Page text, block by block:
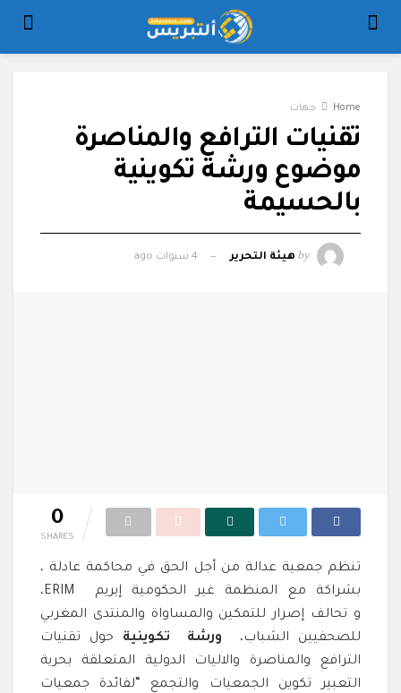
Home جهات
تقنيات الترافع والمناصرة
موضوع ورشة تكوينية
بالحسيمة
by هيئة التحرير 4 سنوات ago
0
SHARES
تنظم جمعية عدالة من أجل الحق في محاكمة عادلة ،
بشراكة مع المنظمة غير الحكومية إيريم ERIM،
و تحالف إصرار للتمكين والمساواة والمنتدى المغربي
للصحفيين الشباب، ورشة تكوينية حول تقنيات
الترافع والمناصرة والاليات الدولية المتعلقة بحرية
التعبير تكوين الجمعيات والتجمع “لفائدة جمعيات